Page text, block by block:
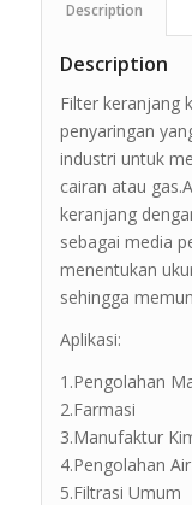
Description
Description
Filter keranjang
penyaringan
industri untuk
cairan atau
keranjang
sebagai media
menentukan
sehingga
Aplikasi:
1.Pengolahan
2.Farmasi
3.Manufaktur
4.Pengolahan
5.Filtrasi Umum